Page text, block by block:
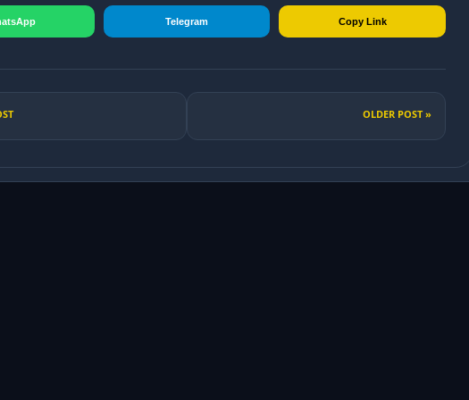
Telegram Copy Link
OLDER POST »